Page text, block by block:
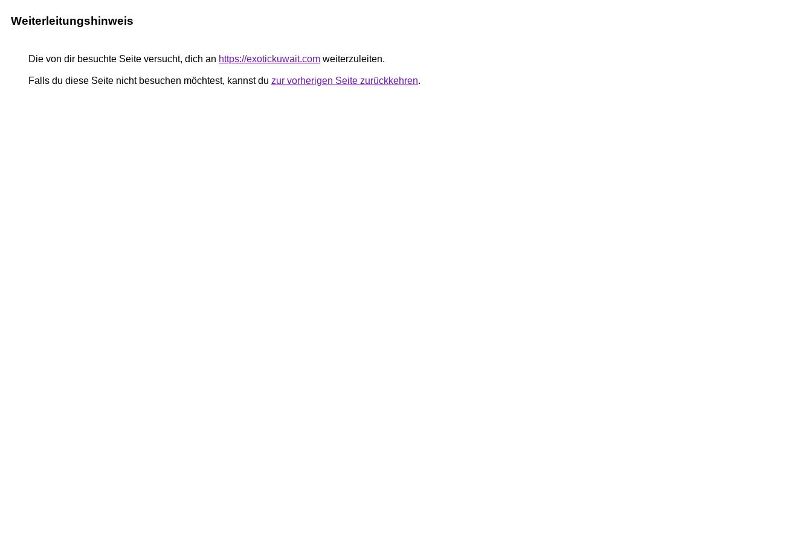
Weiterleitungshinweis
Die von dir besuchte Seite versucht, dich an https://exotickuwait.com weiterzuleiten.
Falls du diese Seite nicht besuchen möchtest, kannst du zur vorherigen Seite zurückkehren.